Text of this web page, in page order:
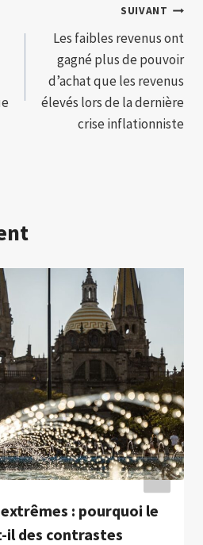
SUIVANT
Les faibles revenus ont
gagné plus de pouvoir
d’achat que les revenus
élevés lors de la dernière
crise inflationniste
: pourquoi le
il des contrastes